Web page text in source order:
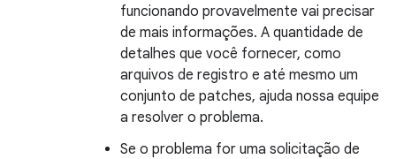
funcionando provavelmente vai precisar
de mais informações. A quantidade de
detalhes que você fornecer, como
arquivos de registro e até mesmo um
conjunto de patches, ajuda nossa equipe
a resolver o problema.
Se o problema for uma solicitação de